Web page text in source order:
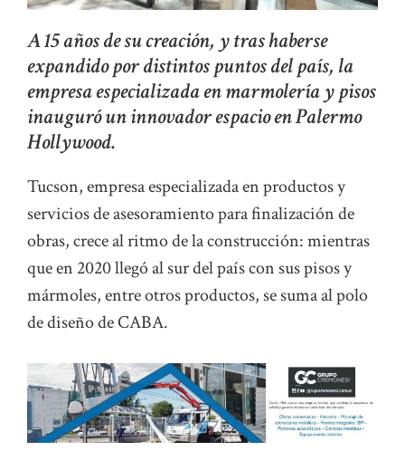
A 15 años de su creación, y tras haberse
expandido por distintos puntos del país, la
empresa especializada en marmolería y pisos
inauguró un innovador espacio en Palermo
Hollywood.
Tucson, empresa especializada en productos y
servicios de asesoramiento para finalización de
obras, crece al ritmo de la construcción: mientras
que en 2020 llegó al sur del país con sus pisos y
mármoles, entre otros productos, se suma al polo
de diseño de CABA.